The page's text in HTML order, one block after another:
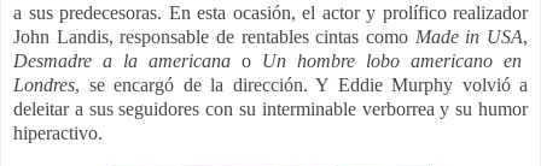
a sus predecesoras. En esta ocasión, el actor y prolífico realizador
John Landis, responsable de rentables cintas como Made in USA,
Desmadre a la americana o Un hombre lobo americano en
Londres, se encargó de la dirección. Y Eddie Murphy volvió a
deleitar a sus seguidores con su interminable verborrea y su humor
hiperactivo.